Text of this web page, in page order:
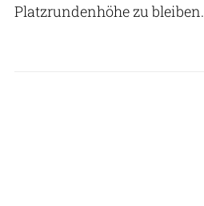
Platzrundenhöhe zu bleiben.